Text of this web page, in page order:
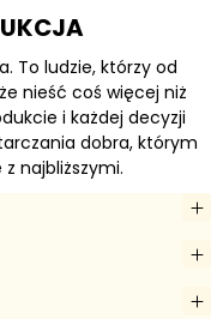
To ludzie, którzy od
nieść coś więcej niż
i każdej decyzji
dobra, którym
najbliższymi.